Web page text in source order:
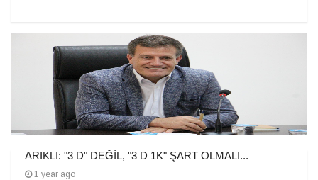
ARIKLI: "3 D" DEĞİL, "3 D 1K" ŞART OLMALI...
1 year ago